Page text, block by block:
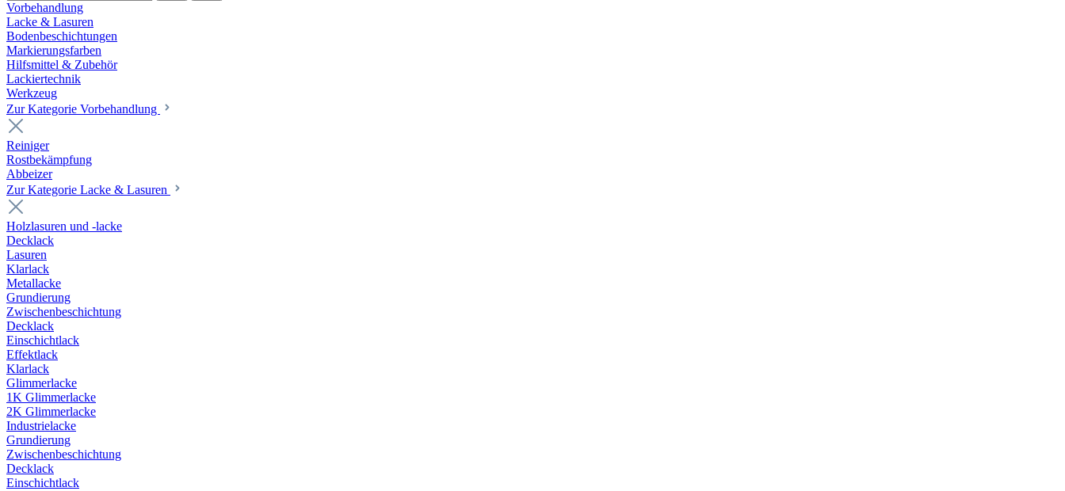
Vorbehandlung
Lacke & Lasuren
Bodenbeschichtungen
Markierungsfarben
Hilfsmittel & Zubehör
Lackiertechnik
Werkzeug
Zur Kategorie Vorbehandlung
Reiniger
Rostbekämpfung
Abbeizer
Zur Kategorie Lacke & Lasuren
Holzlasuren und -lacke
Decklack
Lasuren
Klarlack
Metallacke
Grundierung
Zwischenbeschichtung
Decklack
Einschichtlack
Effektlack
Klarlack
Glimmerlacke
1K Glimmerlacke
2K Glimmerlacke
Industrielacke
Grundierung
Zwischenbeschichtung
Decklack
Einschichtlack